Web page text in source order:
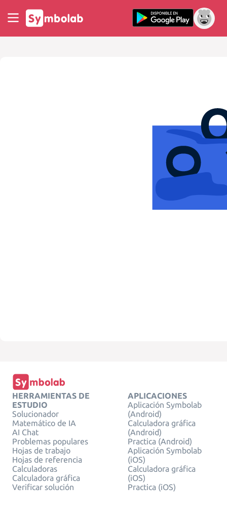
HERRAMIENTAS DE
ESTUDIO
Solucionador
Matemático de IA
AI Chat
Problemas populares
Hojas de trabajo
Hojas de referencia
Calculadoras
Calculadora gráfica
Verificar solución
APLICACIONES
Aplicación Symbolab
(Android)
Calculadora gráfica
(Android)
Practica (Android)
Aplicación Symbolab
(iOS)
Calculadora gráfica
(iOS)
Practica (iOS)